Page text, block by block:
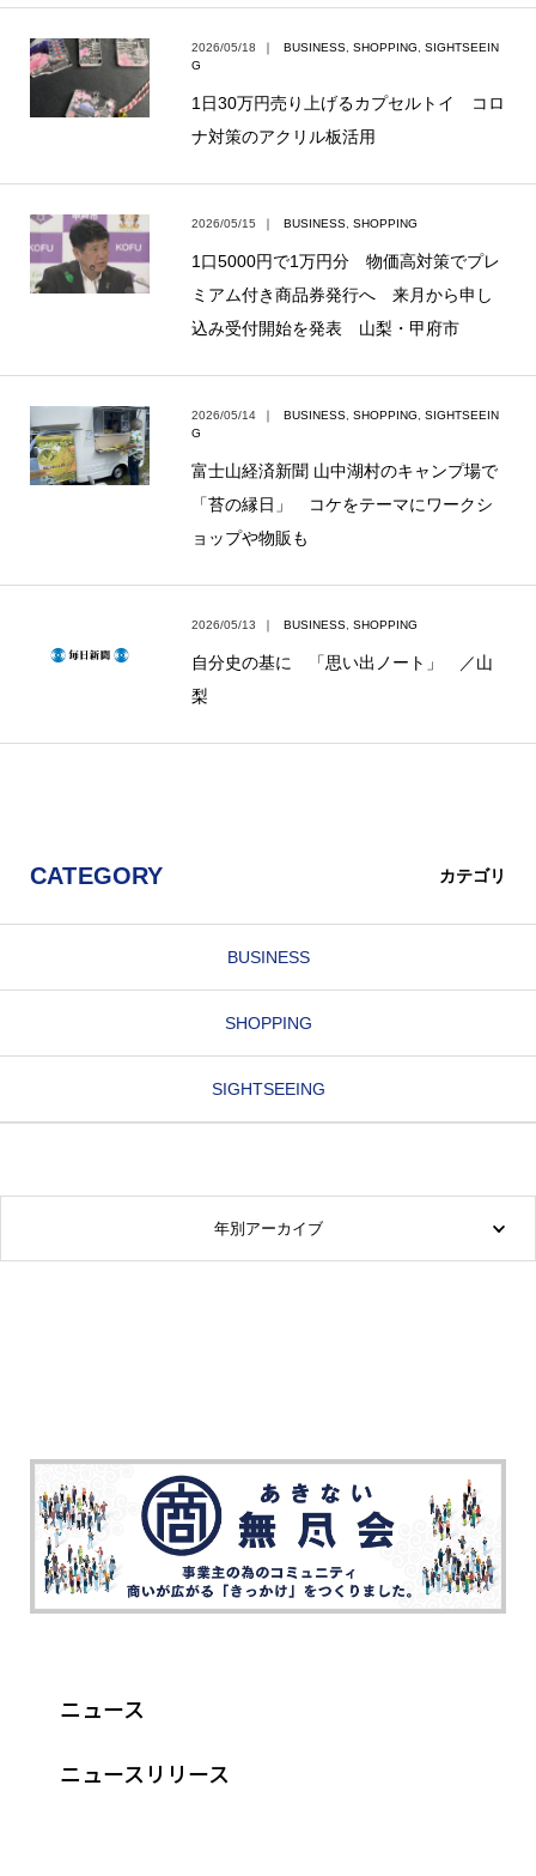
2026/05/18 ｜ BUSINESS SHOPPING
SIGHTSEEIN
G
1日30万円売り上げるカプセルトイ コロ
ナ対策のアクリル板活用
2026/05/15 ｜ BUSINESS SHOPPING
1口5000円で1万円分 物価高対策でプレ
ミアム付き商品券発行へ 来月から申し
込み受付開始を発表 山梨・甲府市
2026/05/14 ｜ BUSINESS SHOPPING
SIGHTSEEIN
G
富士山経済新聞 山中湖村のキャンプ場で
「苔の縁日」 コケをテーマにワークシ
ョップや物販も
2026/05/13 ｜ BUSINESS SHOPPING
自分史の基に 「思い出ノート」 ／山
梨
CATEGORY カテゴリ
BUSINESS
SHOPPING
SIGHTSEEING
年別アーカイブ
ニュース
ニュースリリース